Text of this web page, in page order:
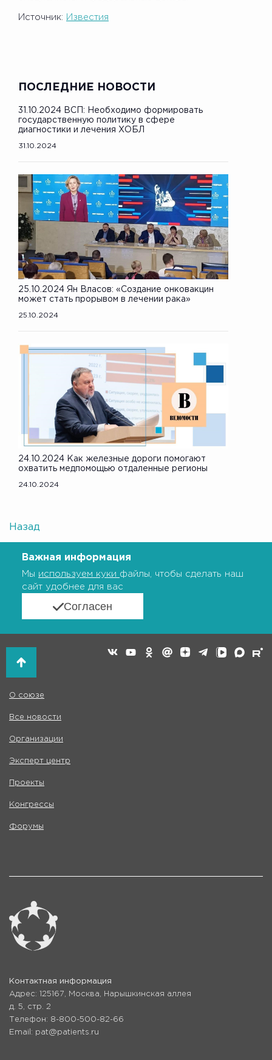
Источник: Известия
ПОСЛЕДНИЕ НОВОСТИ
31.10.2024 ВСП: Необходимо формировать
государственную политику в сфере
диагностики и лечения ХОБЛ
31.10.2024
25.10.2024 Ян Власов: «Создание онковакцин
может стать прорывом в лечении рака»
25.10.2024
24.10.2024 Как железные дороги помогают
охватить медпомощью отдаленные регионы
24.10.2024
Назад
Важная информация
Мы используем куки файлы, чтобы сделать наш
сайт удобнее для вас
Согласен
О союзе
Все новости
Организации
Эксперт центр
Проекты
Конгрессы
Форумы
Контактная информация
Адрес: 125167, Москва, Нарышкинская аллея
д. 5, стр. 2
Телефон: 8-800-500-82-66
Email: pat@patients.ru